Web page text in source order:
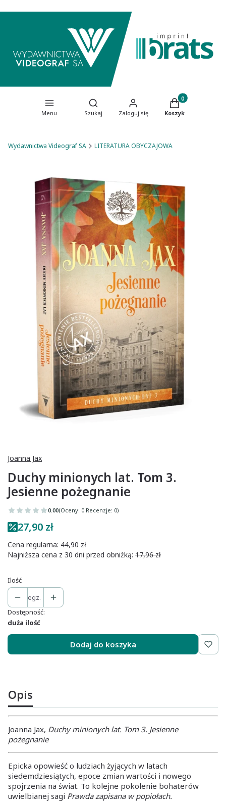
Menu
Otwórz wyszukiwarkę
Szukaj Zaloguj się
Produkty w
Koszyk
Wydawnictwa Videograf SA LITERATURA OBYCZAJOWA
Joanna Jax
Duchy minionych lat. Tom 3.
Jesienne pożegnanie
0.00(Oceny: 0 Recenzje: 0)
27,90 zł
Cena regularna: 44,90 zł
Najniższa cena z 30 dni przed obniżką: 17,96 zł
Ilość
egz.
Dostępność:
duża ilość
Dodaj do koszyka
Opis
Joanna Jax, Duchy minionych lat. Tom 3. Jesienne
pożegnanie
Epicka opowieść o ludziach żyjących w latach
siedemdziesiątych, epoce zmian wartości i nowego
spojrzenia na świat. To kolejne pokolenie bohaterów
uwielbianej sagi Prawda zapisana w popiołach.